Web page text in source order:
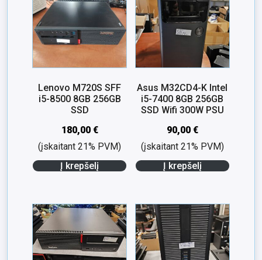
Lenovo M720S SFF
i5-8500 8GB 256GB
SSD
180,00 €
(įskaitant 21% PVM)
Į krepšelį
Asus M32CD4-K Intel
i5-7400 8GB 256GB
SSD Wifi 300W PSU
90,00 €
(įskaitant 21% PVM)
Į krepšelį